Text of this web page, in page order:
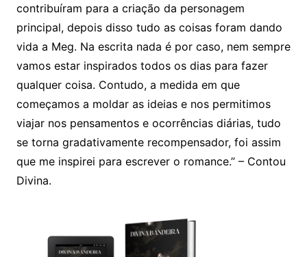
contribuíram para a criação da personagem
principal, depois disso tudo as coisas foram dando
vida a Meg. Na escrita nada é por caso, nem sempre
vamos estar inspirados todos os dias para fazer
qualquer coisa. Contudo, a medida em que
começamos a moldar as ideias e nos permitimos
viajar nos pensamentos e ocorrências diárias, tudo
se torna gradativamente recompensador, foi assim
que me inspirei para escrever o romance.” – Contou
Divina.